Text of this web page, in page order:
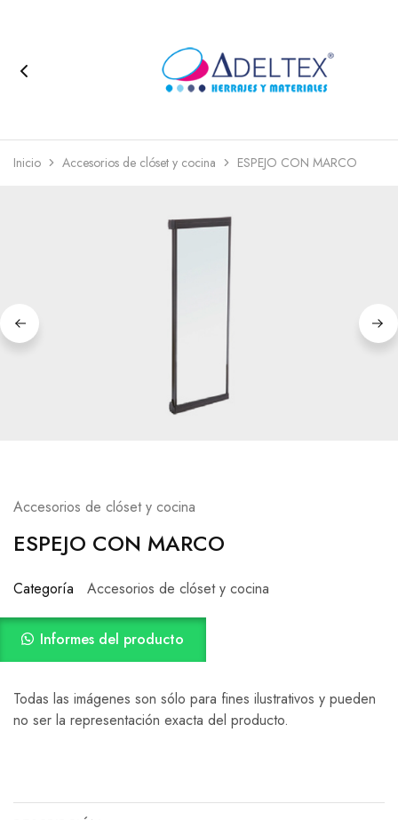
Inicio Accesorios de clóset y cocina ESPEJO CON MARCO
Accesorios de clóset y cocina
ESPEJO CON MARCO
Categoría Accesorios de clóset y cocina
Informes del producto
Todas las imágenes son sólo para fines ilustrativos y pueden
no ser la representación exacta del producto.